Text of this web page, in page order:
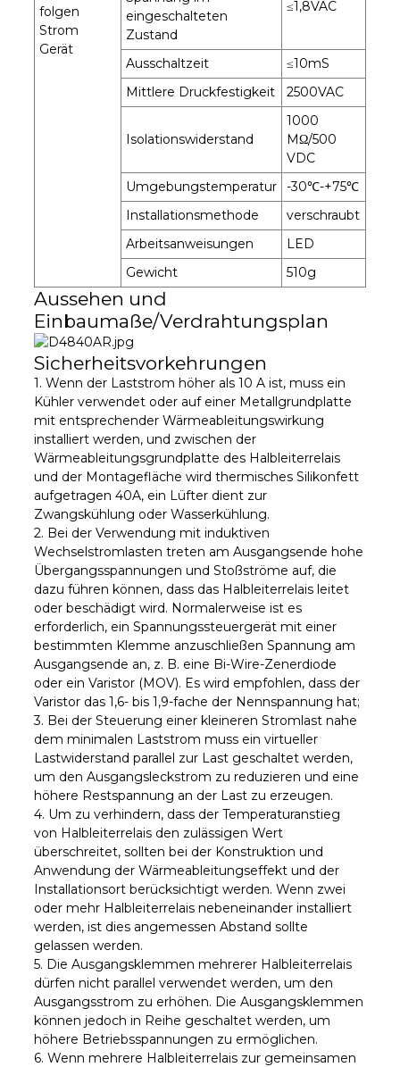
folgen
Strom
Gerät
eingeschalteten
Zustand
≤1,8VAC
Ausschaltzeit
≤10mS
Mittlere Druckfestigkeit
2500VAC
Isolationswiderstand
1000
MΩ/500
VDC
Umgebungstemperatur
-30℃-+75℃
Installationsmethode
verschraubt
Arbeitsanweisungen
LED
Gewicht
510g
Aussehen und
Einbaumaße/Verdrahtungsplan
Sicherheitsvorkehrungen
1. Wenn der Laststrom höher als 10 A ist, muss ein
Kühler verwendet oder auf einer Metallgrundplatte
mit entsprechender Wärmeableitungswirkung
installiert werden, und zwischen der
Wärmeableitungsgrundplatte des Halbleiterrelais
und der Montagefläche wird thermisches Silikonfett
aufgetragen 40A, ein Lüfter dient zur
Zwangskühlung oder Wasserkühlung.
2. Bei der Verwendung mit induktiven
Wechselstromlasten treten am Ausgangsende hohe
Übergangsspannungen und Stoßströme auf, die
dazu führen können, dass das Halbleiterrelais leitet
oder beschädigt wird. Normalerweise ist es
erforderlich, ein Spannungssteuergerät mit einer
bestimmten Klemme anzuschließen Spannung am
Ausgangsende an, z. B. eine Bi-Wire-Zenerdiode
oder ein Varistor (MOV). Es wird empfohlen, dass der
Varistor das 1,6- bis 1,9-fache der Nennspannung hat;
3. Bei der Steuerung einer kleineren Stromlast nahe
dem minimalen Laststrom muss ein virtueller
Lastwiderstand parallel zur Last geschaltet werden,
um den Ausgangsleckstrom zu reduzieren und eine
höhere Restspannung an der Last zu erzeugen.
4. Um zu verhindern, dass der Temperaturanstieg
von Halbleiterrelais den zulässigen Wert
überschreitet, sollten bei der Konstruktion und
Anwendung der Wärmeableitungseffekt und der
Installationsort berücksichtigt werden. Wenn zwei
oder mehr Halbleiterrelais nebeneinander installiert
werden, ist dies angemessen Abstand sollte
gelassen werden.
5. Die Ausgangsklemmen mehrerer Halbleiterrelais
dürfen nicht parallel verwendet werden, um den
Ausgangsstrom zu erhöhen. Die Ausgangsklemmen
können jedoch in Reihe geschaltet werden, um
höhere Betriebsspannungen zu ermöglichen.
6. Wenn mehrere Halbleiterrelais zur gemeinsamen